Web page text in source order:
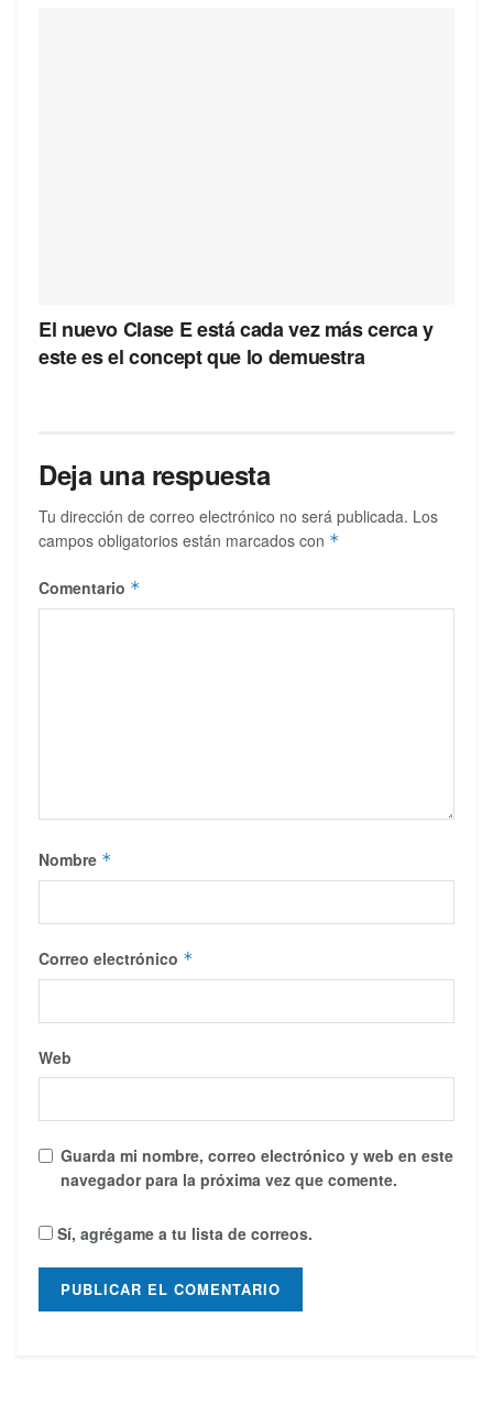
El nuevo Clase E está cada vez más cerca y
este es el concept que lo demuestra
Deja una respuesta
Tu dirección de correo electrónico no será publicada. Los
campos obligatorios están marcados con *
Comentario *
Nombre *
Correo electrónico *
Web
Guarda mi nombre, correo electrónico y web en este
navegador para la próxima vez que comente.
Sí, agrégame a tu lista de correos.